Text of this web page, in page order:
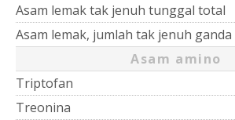
Asam lemak tak jenuh tunggal total
Asam lemak, jumlah tak jenuh ganda
Asam amino
Triptofan
Treonina